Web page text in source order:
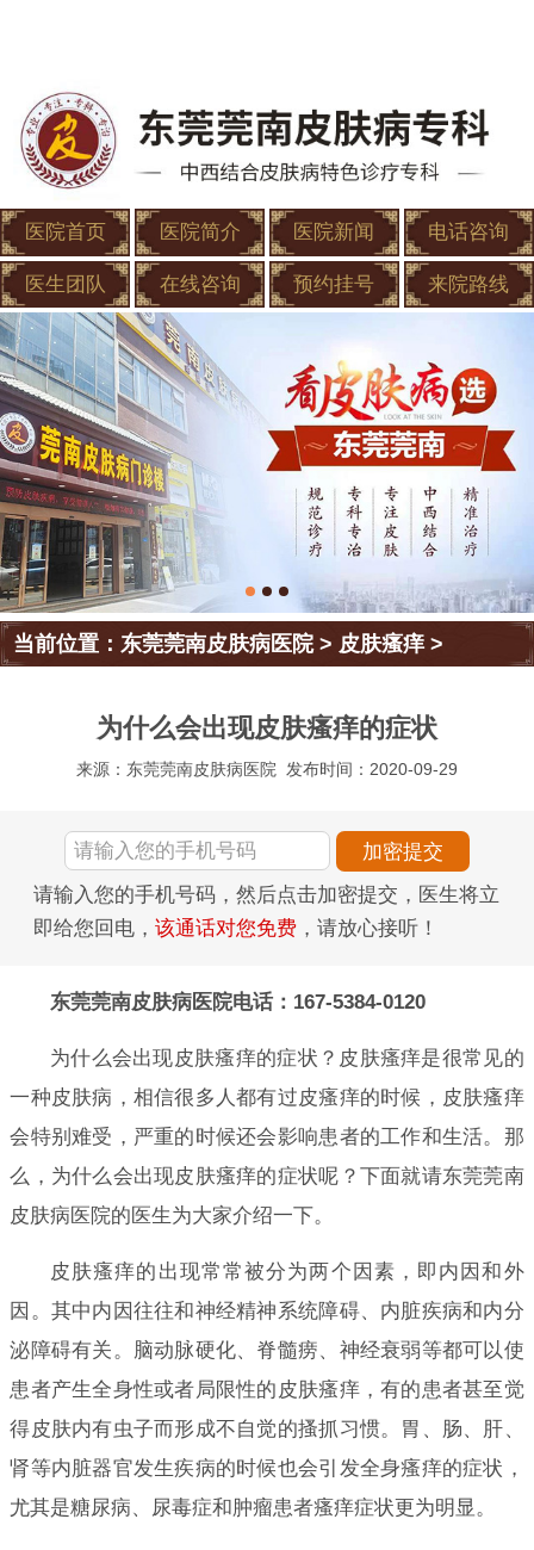
医院首页 医院简介 医院新闻 电话咨询
医生团队 在线咨询 预约挂号 来院路线
当前位置：东莞莞南皮肤病医院> 皮肤瘙痒>
为什么会出现皮肤瘙痒的症状
来源：东莞莞南皮肤病医院 发布时间：2020-09-29
请输入您的手机号码，然后点击加密提交，医生将立
即给您回电， 该通话对您免费 ，请放心接听！
东莞莞南皮肤病医院电话：167-5384-0120
为什么会出现皮肤瘙痒的症状？皮肤瘙痒是很常见的
一种皮肤病，相信很多人都有过皮瘙痒的时候，皮肤瘙痒
会特别难受，严重的时候还会影响患者的工作和生活。那
么，为什么会出现皮肤瘙痒的症状呢？下面就请东莞莞南
皮肤病医院的医生为大家介绍一下。
皮肤瘙痒的出现常常被分为两个因素，即内因和外
因。其中内因往往和神经精神系统障碍、内脏疾病和内分
泌障碍有关。脑动脉硬化、脊髓痨、神经衰弱等都可以使
患者产生全身性或者局限性的皮肤瘙痒，有的患者甚至觉
得皮肤内有虫子而形成不自觉的搔抓习惯。胃、肠、肝、
肾等内脏器官发生疾病的时候也会引发全身瘙痒的症状，
尤其是糖尿病、尿毒症和肿瘤患者瘙痒症状更为明显。